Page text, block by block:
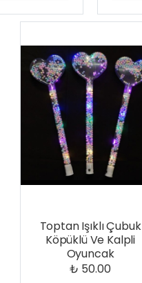
Toptan Işıklı Çubuk
Köpüklü Ve Kalpli
Oyuncak
₺ 50.00